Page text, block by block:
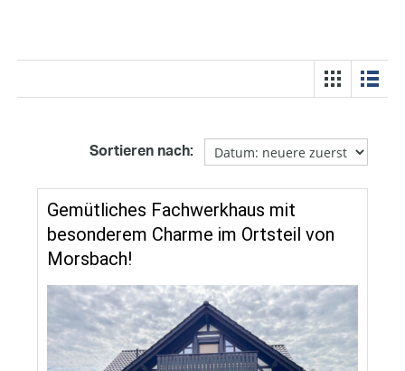
Sortieren nach:
Gemütliches Fachwerkhaus mit
besonderem Charme im Ortsteil von
Morsbach!